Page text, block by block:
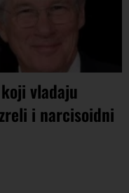
vladaju
i narcisoidni